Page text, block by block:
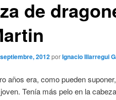
de
2012porIgnacio Illarregui
años era, como pueden
Tenía más pelo en la